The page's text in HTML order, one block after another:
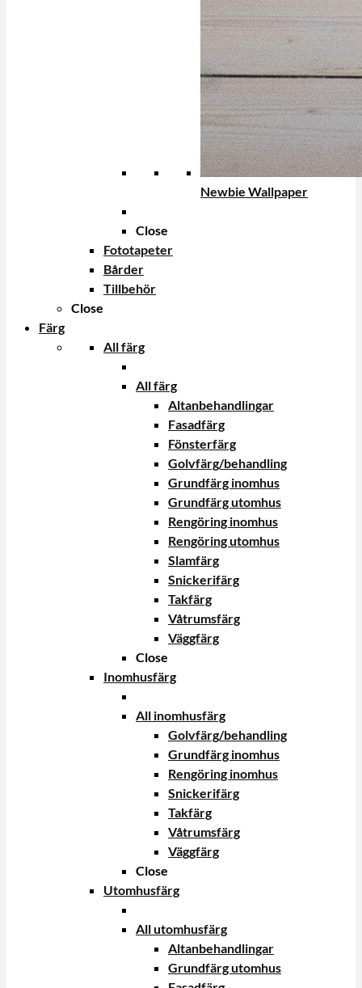
Newbie Wallpaper
Close
Fototapeter
Bårder
Tillbehör
Close
Färg
All färg
All färg
Altanbehandlingar
Fasadfärg
Fönsterfärg
Golvfärg/behandling
Grundfärg inomhus
Grundfärg utomhus
Rengöring inomhus
Rengöring utomhus
Slamfärg
Snickerifärg
Takfärg
Våtrumsfärg
Väggfärg
Close
Inomhusfärg
All inomhusfärg
Golvfärg/behandling
Grundfärg inomhus
Rengöring inomhus
Snickerifärg
Takfärg
Våtrumsfärg
Väggfärg
Close
Utomhusfärg
All utomhusfärg
Altanbehandlingar
Grundfärg utomhus